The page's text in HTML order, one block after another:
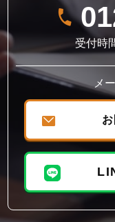
受付時
メ